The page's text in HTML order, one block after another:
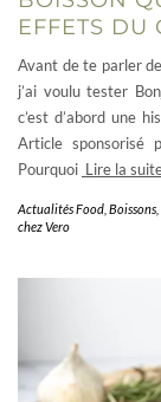
EFFETS DU
Avant de te parler
j’ai voulu tester
c’est d’abord une
Article sponsorisé
Pourquoi Lire la
Actualités Food Boissons
chez Vero